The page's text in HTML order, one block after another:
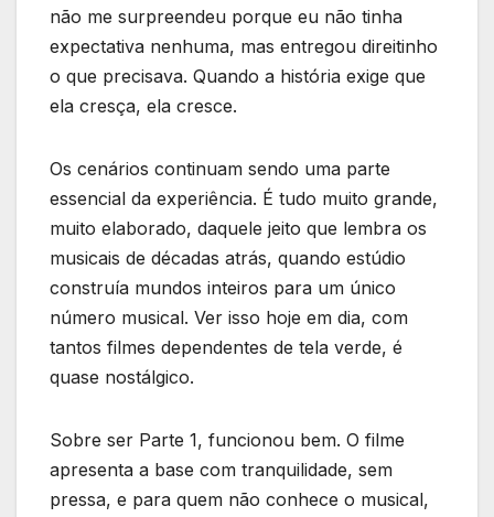
não me surpreendeu porque eu não tinha
expectativa nenhuma, mas entregou direitinho
o que precisava. Quando a história exige que
ela cresça, ela cresce.
Os cenários continuam sendo uma parte
essencial da experiência. É tudo muito grande,
muito elaborado, daquele jeito que lembra os
musicais de décadas atrás, quando estúdio
construía mundos inteiros para um único
número musical. Ver isso hoje em dia, com
tantos filmes dependentes de tela verde, é
quase nostálgico.
Sobre ser Parte 1, funcionou bem. O filme
apresenta a base com tranquilidade, sem
pressa, e para quem não conhece o musical,